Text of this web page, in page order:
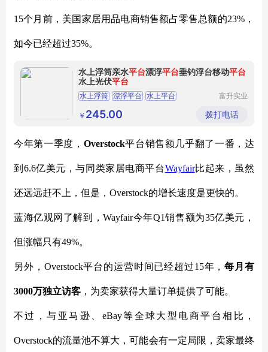
15个月前，美国家居用品电商销售额占零售总额的23%，
如今已经超过35%。
水上浮筒亲水平台漂浮平台垂钓浮台移动平台
水上光伏平台
水上浮筒 漂浮平台 水上平台
富升实业
有限公司
￥ 245.00 拨打电话
今年第一季度， Overstock平台销售额几乎翻了一番，达
到 6.6亿美元，与同类家居电商平台Wayfair比起来，虽然
还远远赶不上，但是， Overstock的增长速度是更快的。
蓝海亿观网了解到，Wayfair今年Q1销售额为35亿美元，
但涨幅只有49%。
另外， Overstock平台的运营时间已经超过15年，每月有
3000万独立访客 ，为卖家获得大量订单提供了可能。
不过，与亚马逊、 eBay等全球大型电商平台相比，
Overstock的流量池不算大，可能会有一定局限，卖家最终